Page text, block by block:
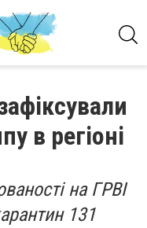
в регіоні
на ГРВІ
131